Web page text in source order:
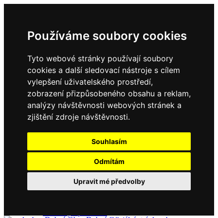
Používáme soubory cookies
Tyto webové stránky používají soubory
cookies a další sledovací nástroje s cílem
vylepšení uživatelského prostředí,
zobrazení přizpůsobeného obsahu a reklam,
analýzy návštěvnosti webových stránek a
zjištění zdroje návštěvnosti.
Souhlasím
Odmítám
Upravit mé předvolby
Domů
Kontakty
Úřední deska
Vyhlášky
Složení zastupitelstva